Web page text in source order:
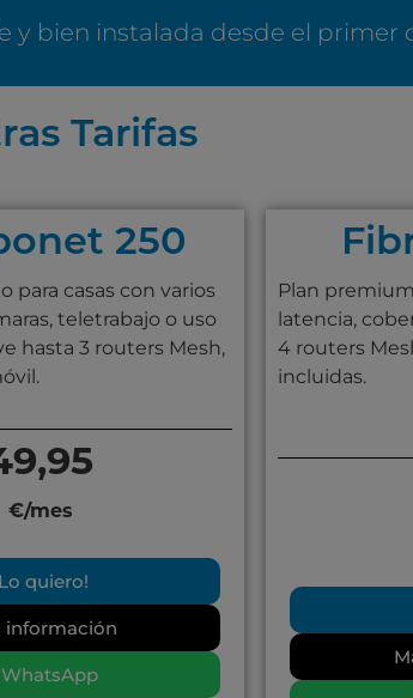
y bien instalada desde el primer
Tarifas
250
para casas con varios
teletrabajo o uso
hasta 3 routers Mesh,
€/mes
quiero!
información
WhatsApp
Plan
latencia,
4 routers
incluidas.